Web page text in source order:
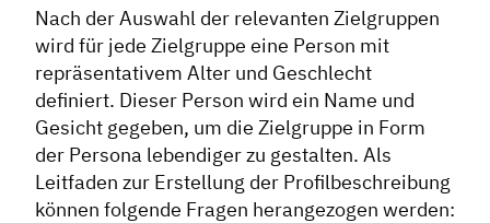
Dachverband
Geschichte des Dachverbandes
Vorstand
Mitglieder
Vorteile für Mitglieder
Veranstaltungen
Nach der Auswahl der relevanten Zielgruppen
wird für jede Zielgruppe eine Person mit
repräsentativem Alter und Geschlecht
definiert. Dieser Person wird ein Name und
Gesicht gegeben, um die Zielgruppe in Form
der Persona lebendiger zu gestalten. Als
Leitfaden zur Erstellung der Profilbeschreibung
können folgende Fragen herangezogen werden: